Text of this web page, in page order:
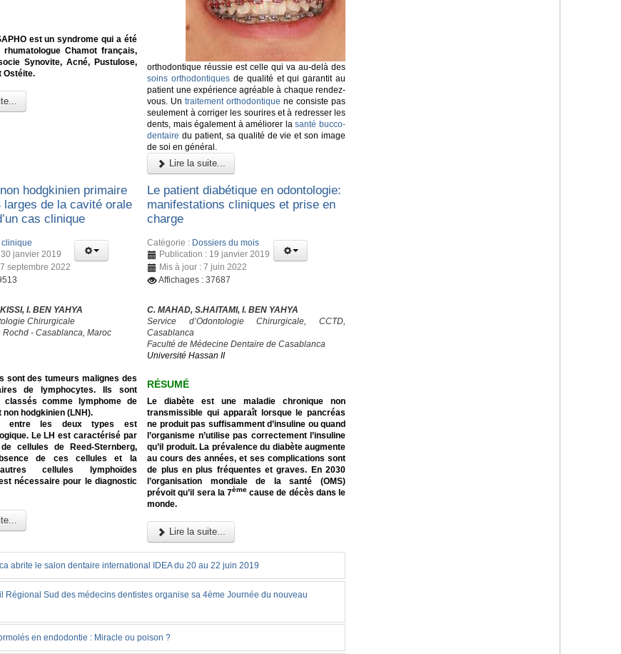
est un syndrome qui a été
Chamot français,
Synovite, Acné, Pustulose,
Ostéite.
orthodontique réussie est celle qui va au-delà des
soins orthodontiques de qualité et qui garantit au
patient une expérience agréable à chaque rendez-
vous. Untraitement orthodontique ne consiste pas
seulement à corriger les sourires et à redresser les
dents, mais également à améliorer lasanté bucco-
dentaire du patient, sa qualité de vie et son image
de soi en général.
Lire la suite...
hodgkinien primaire
larges de la cavité orale
cas clinique
janvier 2019
septembre 2022
I. BEN YAHYA
Chirurgicale
Rochd - Casablanca, Maroc
sont des tumeurs malignes des
de lymphocytes. Ils sont
classés comme lymphome de
non hodgkinien (LNH).
entre les deux types est
Le LH est caractérisé par
cellules de Reed-Sternberg,
de ces cellules et la
cellules lymphoïdes
nécessaire pour le diagnostic
Le patient diabétique en odontologie:
manifestations cliniques et prise en
charge
Catégorie : Dossiers du mois
Publication : 19 janvier 2019
Mis à jour : 7 juin 2022
Affichages : 37687
C. MAHAD, S.HAITAMI, I. BEN YAHYA
Service d’Odontologie Chirurgicale, CCTD,
Casablanca
Faculté de Médecine Dentaire de Casablanca
Université Hassan II
RÉSUMÉ
Le diabète est une maladie chronique non
transmissible qui apparaît lorsque le pancréas
ne produit pas suffisamment d’insuline ou quand
l’organisme n’utilise pas correctement l’insuline
qu’il produit. La prévalence du diabète augmente
au cours des années, et ses complications sont
de plus en plus fréquentes et graves. En 2030
l’organisation mondiale de la santé (OMS)
prévoit qu’il sera la 7ème cause de décès dans le
monde.
Lire la suite...
abrite le salon dentaire international IDEA du 20 au 22 juin 2019
Régional Sud des médecins dentistes organise sa 4ème Journée du nouveau
en endodontie : Miracle ou poison ?